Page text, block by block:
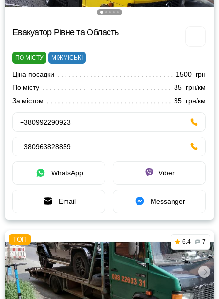
Евакуатор Рівне та Область
ПО МІСТУ МІЖМІСЬКІ
Ціна посадки
1500 грн
По місту
35 грн/км
За містом
35 грн/км
+380992290923
+380963828859
WhatsApp Viber
Email Messanger
6.4 7